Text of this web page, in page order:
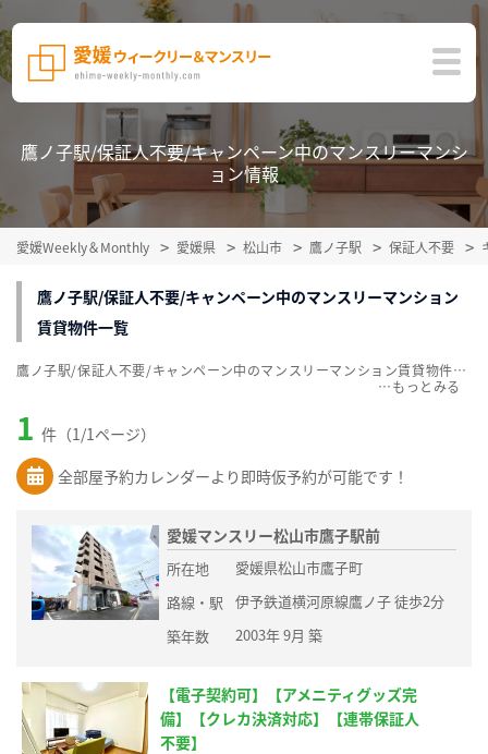
鷹ノ子駅/保証人不要/キャンペーン中のマンスリーマンシ
ョン情報
愛媛Weekly＆Monthly 愛媛県 松山市 鷹ノ子駅 保証人不要
鷹ノ子駅/保証人不要/キャンペーン中のマンスリーマンション
賃貸物件一覧
1 件（1/1ページ）
全部屋予約カレンダーより即時仮予約が可能です！
愛媛マンスリー松山市鷹子駅前
所在地
愛媛県松山市鷹子町
路線・駅
伊予鉄道横河原線鷹ノ子 徒歩2分
築年数
2003年 9月 築
【電子契約可】【アメニティグッズ完
備】【クレカ決済対応】【連帯保証人
不要】
鷹ノ子駅/保証人不要/キャンペーン中のマンスリーマンション賃貸物件一覧を掲載中。敷金・礼金無料、家具・家電付をご紹介。こだわり条件での絞込みも簡単！
…